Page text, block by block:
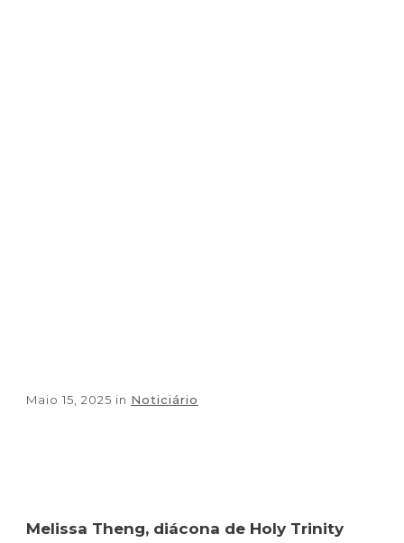
Maio 15, 2025 in Noticiário
Melissa Theng, diácona de Holy Trinity